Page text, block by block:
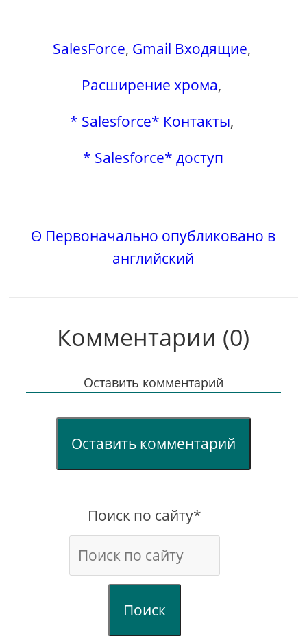
SalesForce, Gmail Входящие,
Расширение хрома,
* Salesforce* Контакты,
* Salesforce* доступ
Θ Первоначально опубликовано в
английский
Комментарии (0)
Оставить комментарий
Оставить комментарий
Поиск по сайту*
Поиск